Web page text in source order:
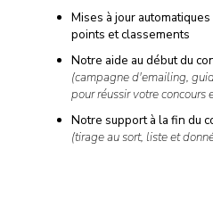
Mises à jour
points et classements
Notre aide au début du
(campagne d'emailing,
pour réussir votre
Notre support à la fin du
(tirage au sort, liste et